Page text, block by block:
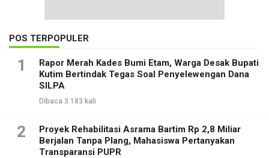
POS TERPOPULER
1
Rapor Merah Kades Bumi Etam, Warga Desak Bupati
Kutim Bertindak Tegas Soal Penyelewengan Dana
SILPA
Dibaca 3.183 kali
2
Proyek Rehabilitasi Asrama Bartim Rp 2,8 Miliar
Berjalan Tanpa Plang, Mahasiswa Pertanyakan
Transparansi PUPR